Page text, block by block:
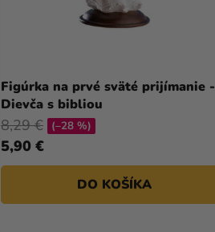
Figúrka na prvé sväté prijímanie -
Dievča s bibliou
5,90 €
8,29 € (–28 %)
DO KOŠÍKA